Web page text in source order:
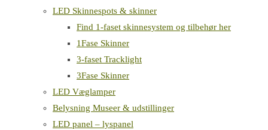
LED Skinnespots & skinner
Find 1-faset skinnesystem og tilbehør her
1Fase Skinner
3-faset Tracklight
3Fase Skinner
LED Væglamper
Belysning Museer & udstillinger
LED panel – lyspanel